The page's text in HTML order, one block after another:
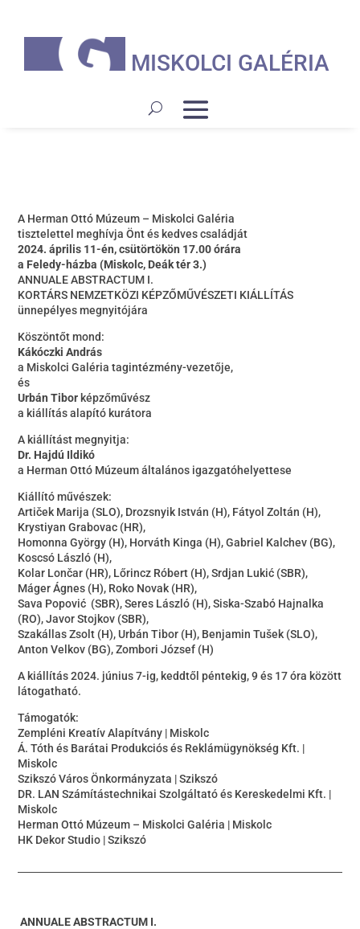
MISKOLCI GALÉRIA
A Herman Ottó Múzeum – Miskolci Galéria
tisztelettel meghívja Önt és kedves családját
2024. április 11-én, csütörtökön 17.00 órára
a Feledy-házba (Miskolc, Deák tér 3.)
ANNUALE ABSTRACTUM I.
KORTÁRS NEMZETKÖZI KÉPZŐMŰVÉSZETI KIÁLLÍTÁS
ünnepélyes megnyitójára
Köszöntőt mond:
Kákóczki András
a Miskolci Galéria tagintézmény-vezetője,
és
Urbán Tibor képzőművész
a kiállítás alapító kurátora
A kiállítást megnyitja:
Dr. Hajdú Ildikó
a Herman Ottó Múzeum általános igazgatóhelyettese
Kiállító művészek:
Artiček Marija (SLO), Drozsnyik István (H), Fátyol Zoltán (H),
Krystiyan Grabovac (HR),
Homonna György (H), Horváth Kinga (H), Gabriel Kalchev (BG),
Koscsó László (H),
Kolar Lončar (HR), Lőrincz Róbert (H), Srdjan Lukić (SBR),
Máger Ágnes (H), Roko Novak (HR),
Sava Popović (SBR), Seres László (H), Siska-Szabó Hajnalka
(RO), Javor Stojkov (SBR),
Szakállas Zsolt (H), Urbán Tibor (H), Benjamin Tušek (SLO),
Anton Velkov (BG), Zombori József (H)
A kiállítás 2024. június 7-ig, keddtől péntekig, 9 és 17 óra között
látogatható.
Támogatók:
Zempléni Kreatív Alapítvány | Miskolc
Á. Tóth és Barátai Produkciós és Reklámügynökség Kft. |
Miskolc
Szikszó Város Önkormányzata | Szikszó
DR. LAN Számítástechnikai Szolgáltató és Kereskedelmi Kft. |
Miskolc
Herman Ottó Múzeum – Miskolci Galéria | Miskolc
HK Dekor Studio | Szikszó
ANNUALE ABSTRACTUM I.